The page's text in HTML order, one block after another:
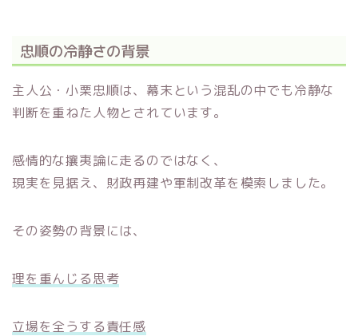
忠順の冷静さの背景
主人公・小栗忠順は、幕末という混乱の中でも冷静な
判断を重ねた人物とされています。
感情的な攘夷論に走るのではなく、
現実を見据え、財政再建や軍制改革を模索しました。
その姿勢の背景には、
理を重んじる思考
立場を全うする責任感